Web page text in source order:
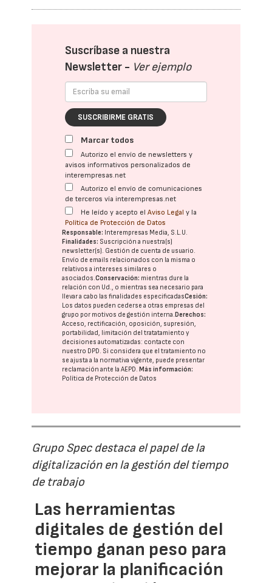
Suscríbase a nuestra
Newsletter - Ver ejemplo
SUSCRIBIRME GRATIS
Marcar todos
Autorizo el envío de newsletters y
avisos informativos personalizados de
interempresas.net
Autorizo el envío de comunicaciones
de terceros vía interempresas.net
He leído y acepto elAviso Legal y la
Política de Protección de Datos
Responsable: Interempresas Media, S.L.U.
Finalidades: Suscripción a nuestra(s)
newsletter(s). Gestión de cuenta de usuario.
Envío de emails relacionados con la misma o
relativos a intereses similares o
asociados.Conservación: mientras dure la
relación con Ud., o mientras sea necesario para
llevar a cabo las finalidades especificadasCesión:
Los datos pueden cederse a otras empresas del
grupo por motivos de gestión interna.Derechos:
Acceso, rectificación, oposición, supresión,
portabilidad, limitación del tratatamiento y
decisiones automatizadas: contacte con
nuestro DPD. Si considera que el tratamiento no
se ajusta a la normativa vigente, puede presentar
reclamación ante laAEPD.Más información:
Política de Protección de Datos
Grupo Spec destaca el papel de la
digitalización en la gestión del tiempo
de trabajo
Las herramientas
digitales de gestión del
tiempo ganan peso para
mejorar la planificación